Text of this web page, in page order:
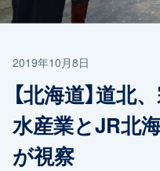
2019年10月8日
【北海道】道北
水産業とJR北
が視察